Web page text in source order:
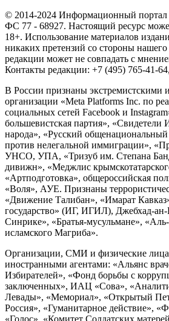
© 2014-2024 Информационный
ФС 77 - 68927. Настоящий ресурс
18+. Использование материалов
никаких претензий со стороны
редакции может не совпадать с
Контакты редакции: +7 (495) 765-41-
В России признаны экстремистскими
организации «Meta Platforms Inc. по
социальных сетей Facebook и
большевистская партия»,
народа», «Русский
против нелегальной иммиграции»,
УНСО, УПА, «Тризуб им. Степана
дивижн», «Меджлис
«Артподготовка», общероссийская
«Воля», АУЕ. Признаны
«Движение Талибан», «Имарат
государство» (ИГ, ИГИЛ), Джебхад-
Синрике», «Братья-мусульмане»,
исламского Магриба».
Организации, СМИ и физические
иностранными агентами: «Альянс
Избирателей», «Фонд борьбы с
заключенных», ИАЦ «Сова»,
Левады», «Мемориал», «Открытый
Россия», «Гуманитарное действие»,
«Голос», «Комитет Солдатских